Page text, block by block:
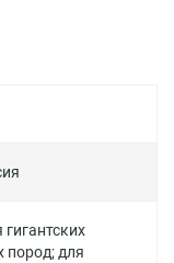
гигантских
пород;для